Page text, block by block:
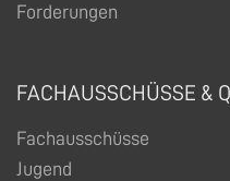
Forderungen
FACHAUSSCHÜSSE &
Fachausschüsse
Jugend